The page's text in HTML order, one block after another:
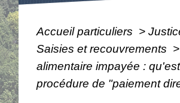
Accueil particuliers >
Saisies et recouvrements >
alimentaire impayée :
procédure de "paiement